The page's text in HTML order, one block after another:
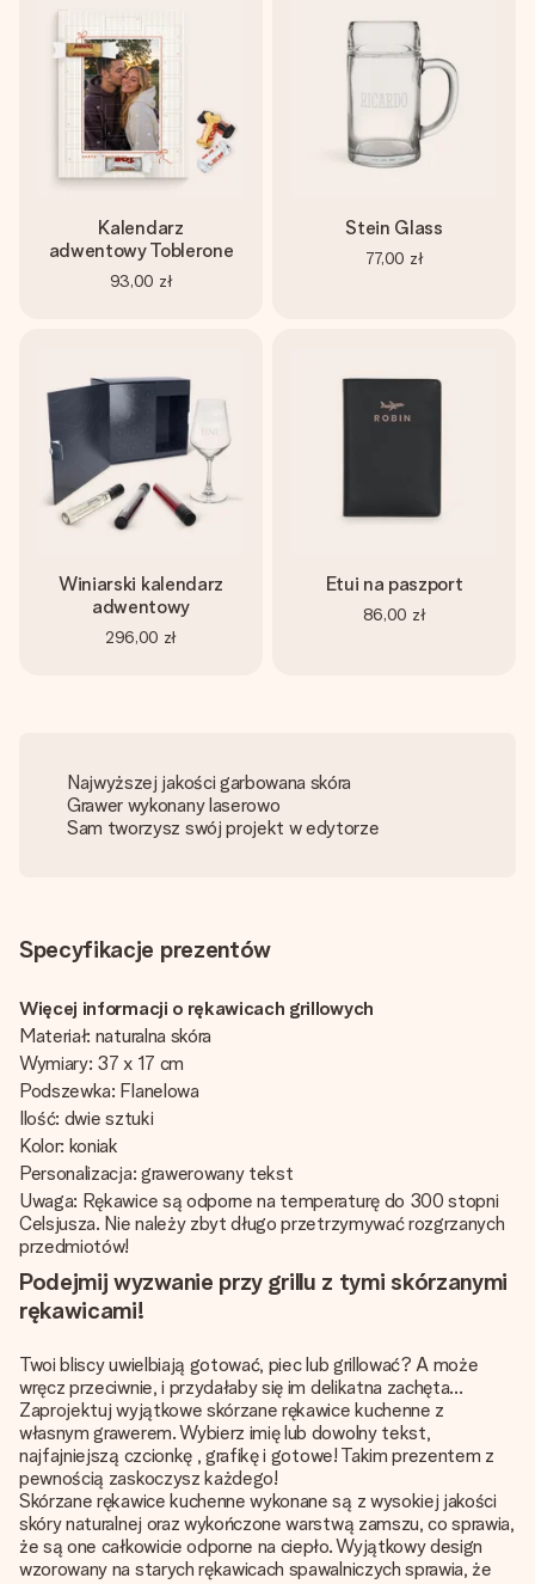
Kalendarz
adwentowy Toblerone
93,00 zł
Stein Glass
77,00 zł
Winiarski kalendarz
adwentowy
296,00 zł
Etui na paszport
86,00 zł
Najwyższej jakości garbowana skóra
Grawer wykonany laserowo
Sam tworzysz swój projekt w edytorze
Specyfikacje prezentów
Więcej informacji o rękawicach grillowych
Materiał: naturalna skóra
Wymiary: 37 x 17 cm
Podszewka: Flanelowa
Ilość: dwie sztuki
Kolor: koniak
Personalizacja: grawerowany tekst
Uwaga: Rękawice są odporne na temperaturę do 300 stopni
Celsjusza. Nie należy zbyt długo przetrzymywać rozgrzanych
przedmiotów!
Podejmij wyzwanie przy grillu z tymi skórzanymi
rękawicami!
Twoi bliscy uwielbiają gotować, piec lub grillować? A może
wręcz przeciwnie, i przydałaby się im delikatna zachęta...
Zaprojektuj wyjątkowe skórzane rękawice kuchenne z
własnym grawerem. Wybierz imię lub dowolny tekst,
najfajniejszą czcionkę , grafikę i gotowe! Takim prezentem z
pewnością zaskoczysz każdego!
Skórzane rękawice kuchenne wykonane są z wysokiej jakości
skóry naturalnej oraz wykończone warstwą zamszu, co sprawia,
że są one całkowicie odporne na ciepło. Wyjątkowy design
wzorowany na starych rękawicach spawalniczych sprawia, że